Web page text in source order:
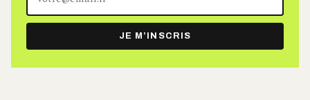
adresse
e-
mail
JE M’INSCRIS